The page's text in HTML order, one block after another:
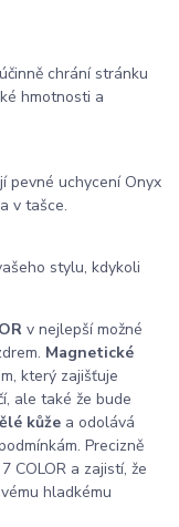
chrání stránku
hmotnosti a
pevné uchycení Onyx
v tašce.
stylu, kdykoli
v nejlepší možné
Magnetické
který zajišťuje
ale také že bude
kůže a odolává
Precizně
COLOR a zajistí, že
hladkému